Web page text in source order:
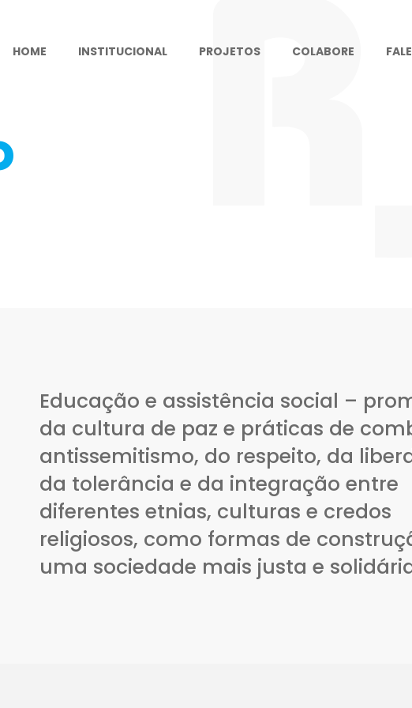
HOME INSTITUCIONAL PROJETOS COLABORE
Educação e assistência social –
da cultura de paz e práticas de
antissemitismo, do respeito, da
da tolerância e da integração entre
diferentes etnias, culturas e credos
religiosos, como formas de
uma sociedade mais justa e